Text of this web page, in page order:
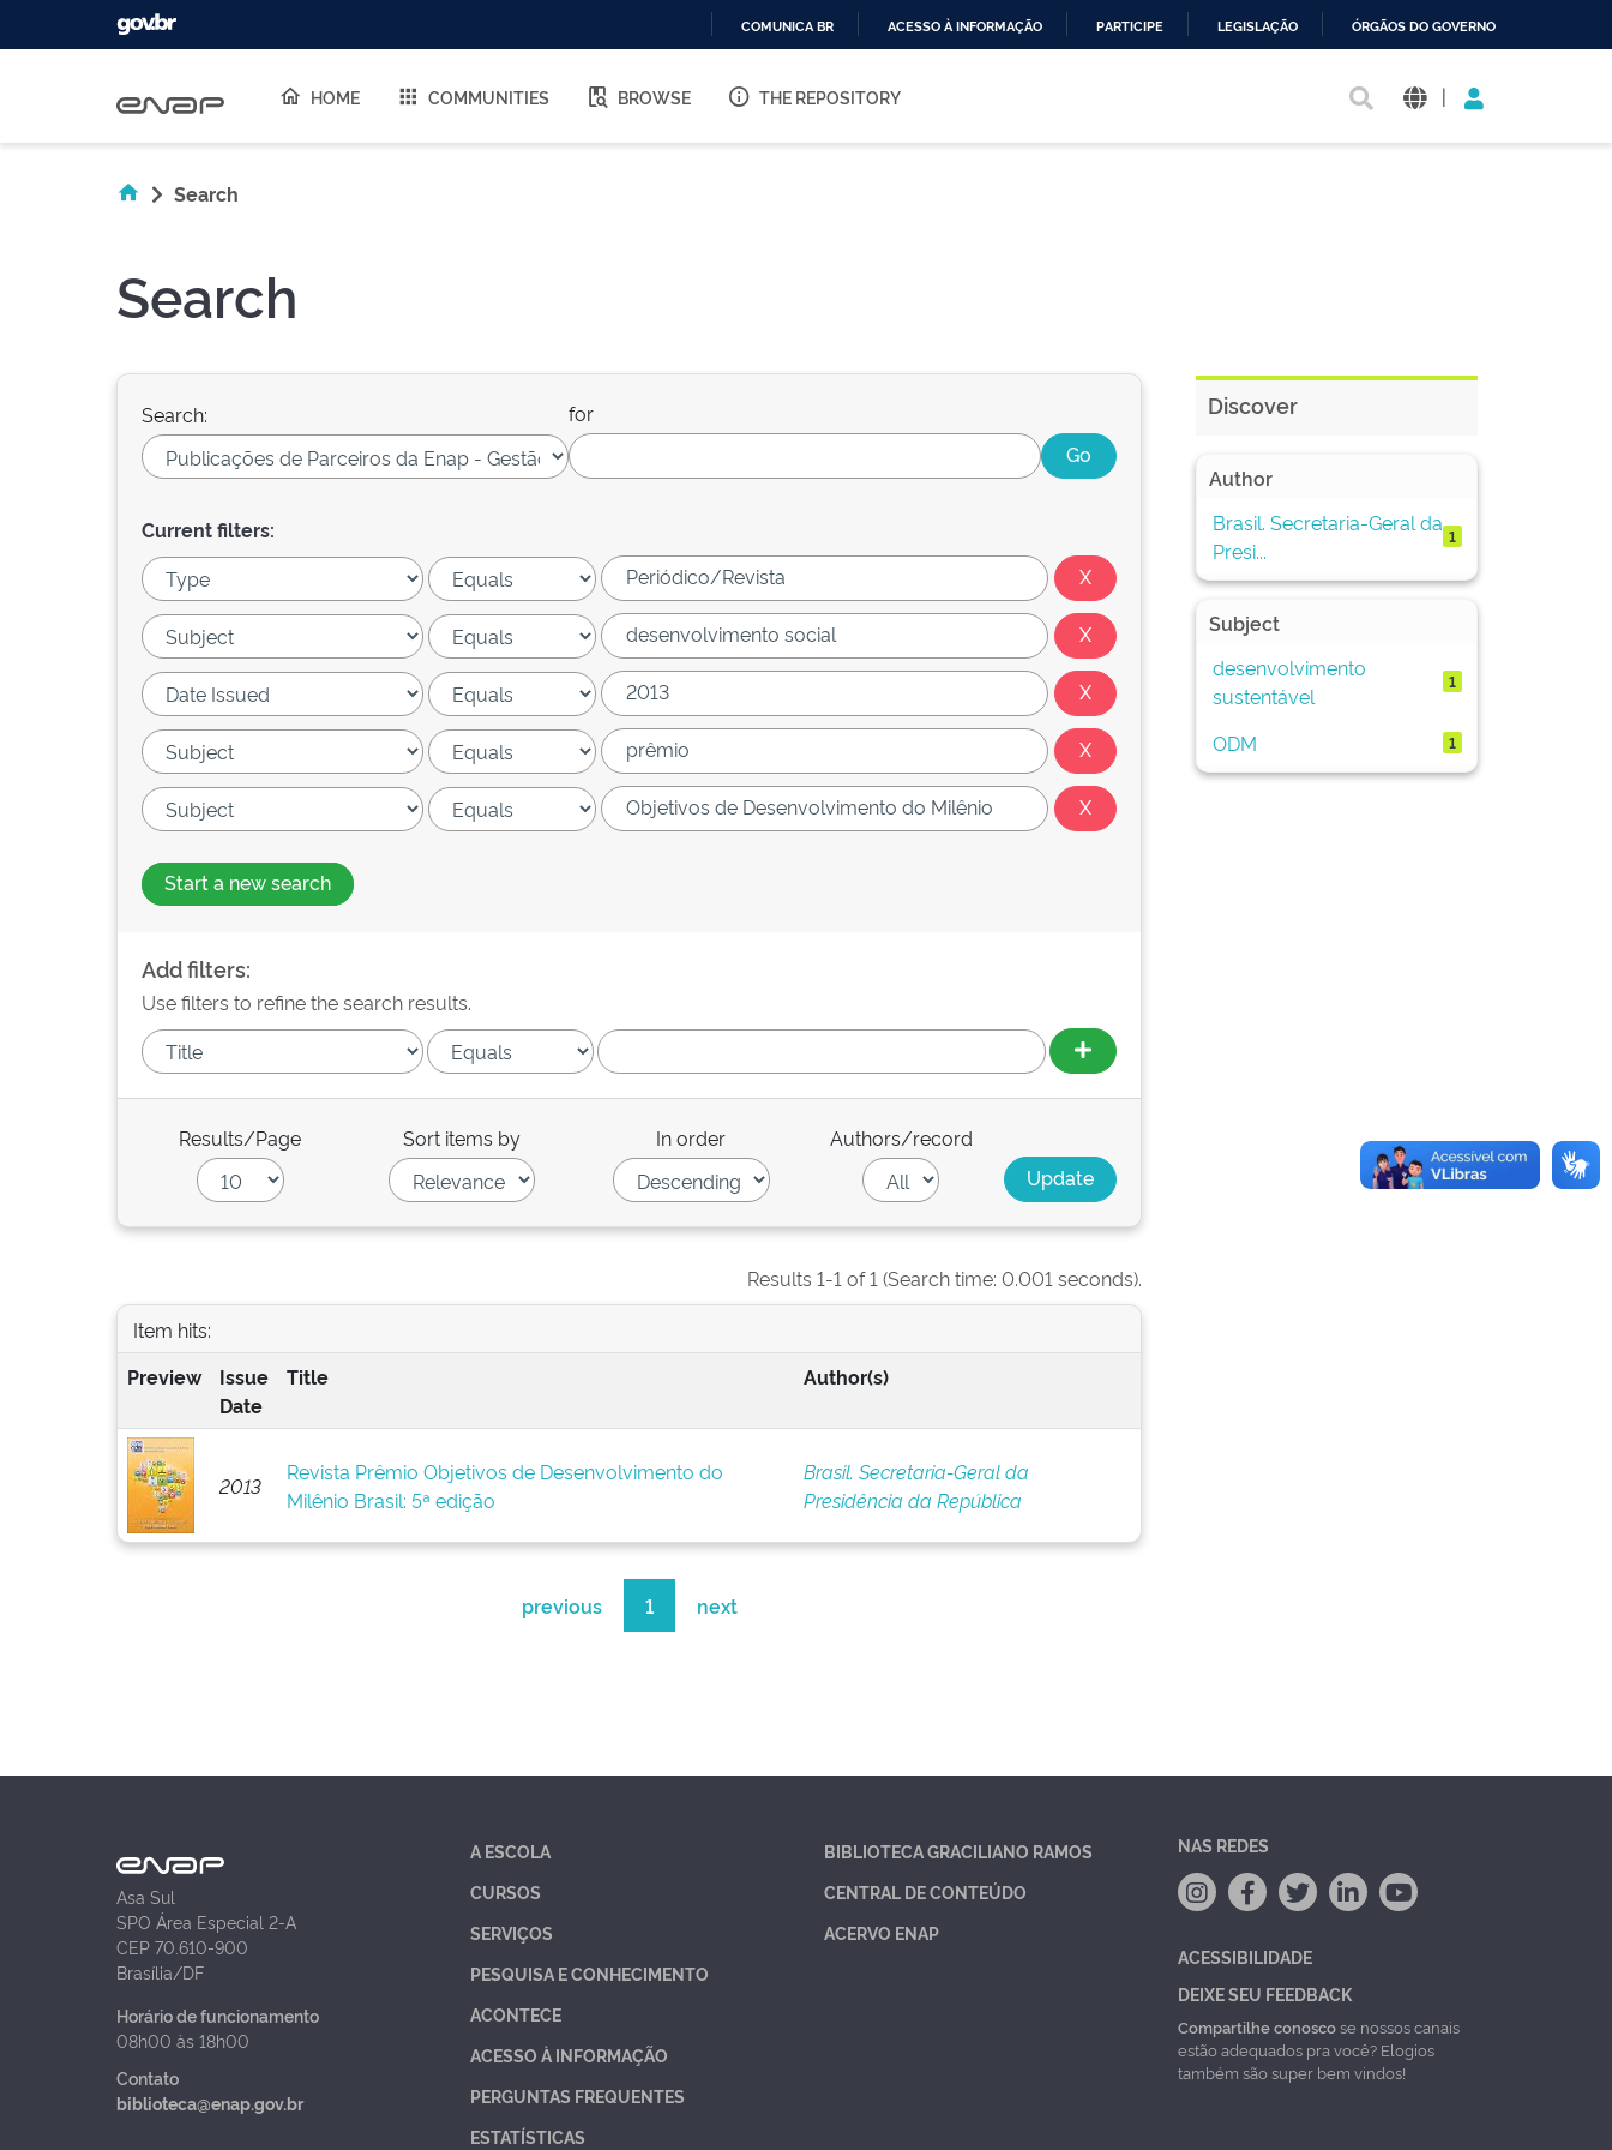
O
COMUNICA BR ACESSO À INFORMAÇÃO PARTICIPE LEGISLAÇÃO ÓRGÃOS DO GOVERNO
HOME COMMUNITIES BROWSE THE REPOSITORY |
Search
Search
Search: for
Current filters:
Start a new search
Add filters:
Use filters to refine the search results.
Results/Page Sort items by In order Authors/record
Results 1-1 of 1 (Search time: 0.001 seconds).
Item hits:
Preview
Issue
Date
Title Author(s)
2013
Revista Prêmio Objetivos de Desenvolvimento do
Milênio Brasil: 5ª edição
Brasil. Secretaria-Geral da
Presidência da República
previous 1 next
Discover
Author
Brasil. Secretaria-Geral da
Presi...
1
Subject
desenvolvimento
sustentável
1
ODM 1
Asa Sul
SPO Área Especial 2-A
CEP 70.610-900
Brasília/DF
Horário de funcionamento
08h00 às 18h00
Contato
biblioteca@enap.gov.br
A ESCOLA
CURSOS
SERVIÇOS
PESQUISA E CONHECIMENTO
ACONTECE
ACESSO À INFORMAÇÃO
PERGUNTAS FREQUENTES
ESTATÍSTICAS
BIBLIOTECA GRACILIANO RAMOS
CENTRAL DE CONTEÚDO
ACERVO ENAP
NAS REDES
ACESSIBILIDADE
DEIXE SEU FEEDBACK
Compartilhe conoscose nossos canais
estão adequados pra você? Elogios
também são super bem vindos!